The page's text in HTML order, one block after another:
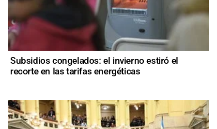
Subsidios congelados: el invierno estiró el
recorte en las tarifas energéticas